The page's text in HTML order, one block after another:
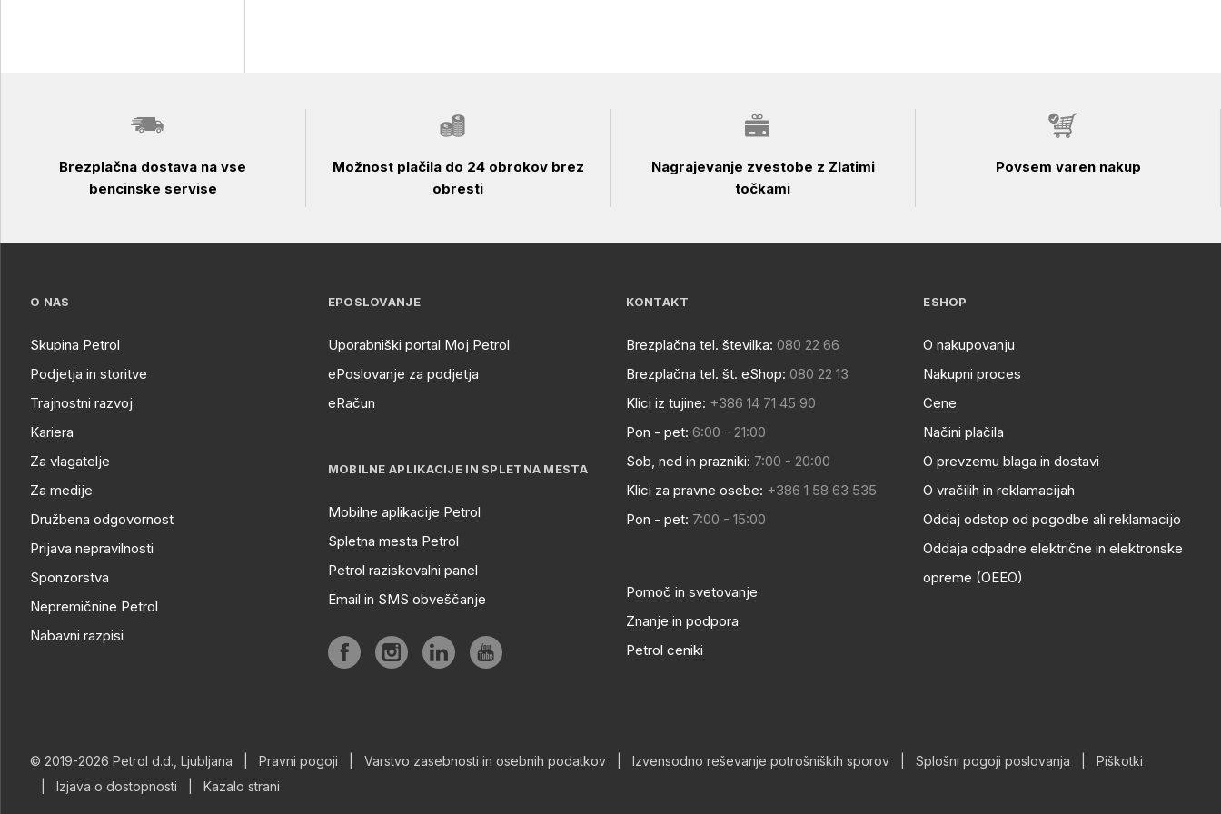
Brezplačna dostava na vse
bencinske servise
Možnost plačila do 24 obrokov brez
obresti
Nagrajevanje zvestobe z Zlatimi
točkami
Povsem varen nakup
O NAS
Skupina Petrol
Podjetja in storitve
Trajnostni razvoj
Kariera
Za vlagatelje
Za medije
Družbena odgovornost
Prijava nepravilnosti
Sponzorstva
Nepremičnine Petrol
Nabavni razpisi
EPOSLOVANJE
Uporabniški portal Moj Petrol
ePoslovanje za podjetja
eRačun
MOBILNE APLIKACIJE IN SPLETNA MESTA
Mobilne aplikacije Petrol
Spletna mesta Petrol
Petrol raziskovalni panel
Email in SMS obveščanje
KONTAKT
Brezplačna tel. številka: 080 22 66
Brezplačna tel. št. eShop: 080 22 13
Klici iz tujine: +386 14 71 45 90
Pon - pet: 6:00 - 21:00
Sob, ned in prazniki: 7:00 - 20:00
Klici za pravne osebe: +386 1 58 63 535
Pon - pet: 7:00 - 15:00
Pomoč in svetovanje
Znanje in podpora
Petrol ceniki
ESHOP
O nakupovanju
Nakupni proces
Cene
Načini plačila
O prevzemu blaga in dostavi
O vračilih in reklamacijah
Oddaj odstop od pogodbe ali reklamacijo
Oddaja odpadne električne in elektronske
opreme (OEEO)
© 2019-2026 Petrol d.d., Ljubljana Pravni pogoji Varstvo zasebnosti in osebnih podatkov Izvensodno reševanje potrošniških sporov Splošni pogoji poslovanja
Piškotki
Izjava o dostopnosti Kazalo strani